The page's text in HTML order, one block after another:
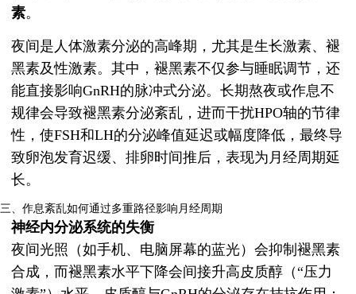
素。
夜间是人体激素分泌的高峰期，尤其是生长激素、褪
黑素及性激素。其中，褪黑素不仅参与睡眠调节，还
能直接影响GnRH的脉冲式分泌。长期熬夜或作息不
规律会导致褪黑素分泌紊乱，进而干扰HPO轴的节律
性，使FSH和LH的分泌峰值延迟或幅度降低，最终导
致卵泡发育迟缓、排卵时间推后，表现为月经周期延
长。
三、作息紊乱如何通过多重路径影响月经周期
神经内分泌系统的失衡
夜间光照（如手机、电脑屏幕的蓝光）会抑制褪黑素
合成，而褪黑素水平下降会间接升高皮质醇（“压力